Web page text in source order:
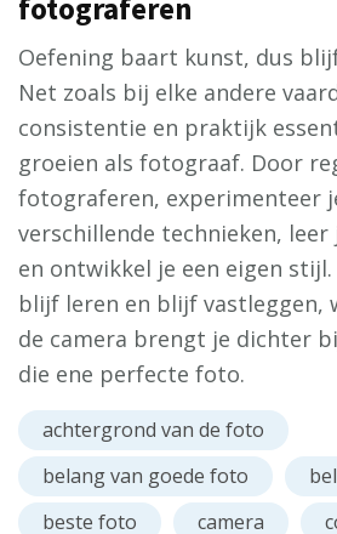
fotograferen
Oefening baart kunst, dus
Net zoals bij elke andere
consistentie en praktijk
groeien als fotograaf. Door
fotograferen, experimenteer
verschillende technieken,
en ontwikkel je een eigen
blijf leren en blijf vastleggen,
de camera brengt je dichter
die ene perfecte foto.
achtergrond van de foto
belang van goede foto
beste foto
camera